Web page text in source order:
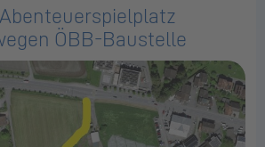
ÖBB-Baustelle